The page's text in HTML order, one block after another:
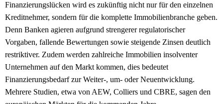
Finanzierungslücken wird es zukünftig nicht nur für den einzelnen
Kreditnehmer, sondern für die komplette Immobilienbranche geben.
Denn Banken agieren aufgrund strengerer regulatorischer
Vorgaben, fallende Bewertungen sowie steigende Zinsen deutlich
restriktiver. Zudem werden zahlreiche Immobilien insolventer
Unternehmen auf den Markt kommen, dies bedeutet
Finanzierungsbedarf zur Weiter-, um- oder Neuentwicklung.
Mehrere Studien, etwa von AEW, Colliers und CBRE, sagen den